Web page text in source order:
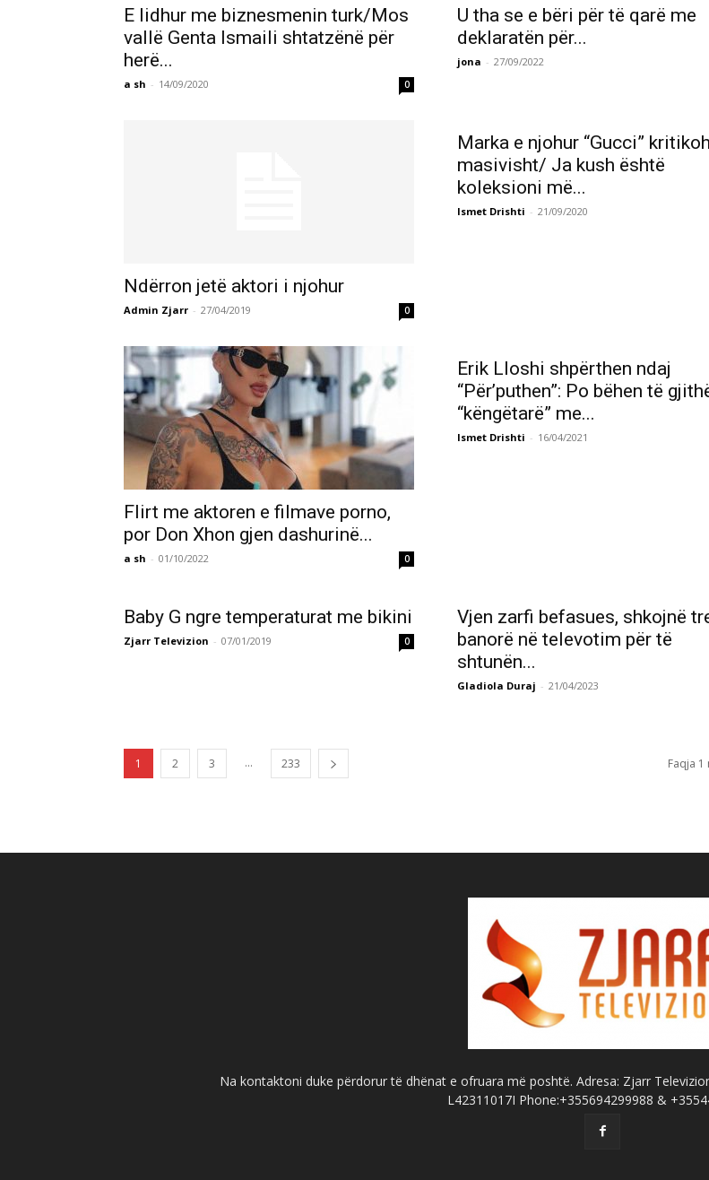
E lidhur me biznesmenin turk/Mos
vallë Genta Ismaili shtatzënë për
herë...
a sh - 14/09/2020 0
U tha se e bëri për të qarë me
deklaratën për...
jona - 27/09/2022
Ndërron jetë aktori i njohur
Admin Zjarr - 27/04/2019 0
Marka e njohur “Gucci”
masivisht/ Ja kush është
koleksioni më...
Ismet Drishti - 21/09/2020
Flirt me aktoren e filmave porno,
por Don Xhon gjen dashurinë...
a sh - 01/10/2022 0
Erik Lloshi shpërthen ndaj
“Për’puthen”: Po bëhen të
“këngëtarë” me...
Ismet Drishti - 16/04/2021
Baby G ngre temperaturat me bikini
Zjarr Televizion - 07/01/2019 0
Vjen zarfi befasues, shkojnë
banorë në televotim për të
shtunën...
Gladiola Duraj - 21/04/2023
1 2 3 ... 233 Faqja 1
Na kontaktoni duke përdorur të dhënat e ofruara më poshtë. Adresa: Zjarr
L42311017I Phone:+355694299988 &